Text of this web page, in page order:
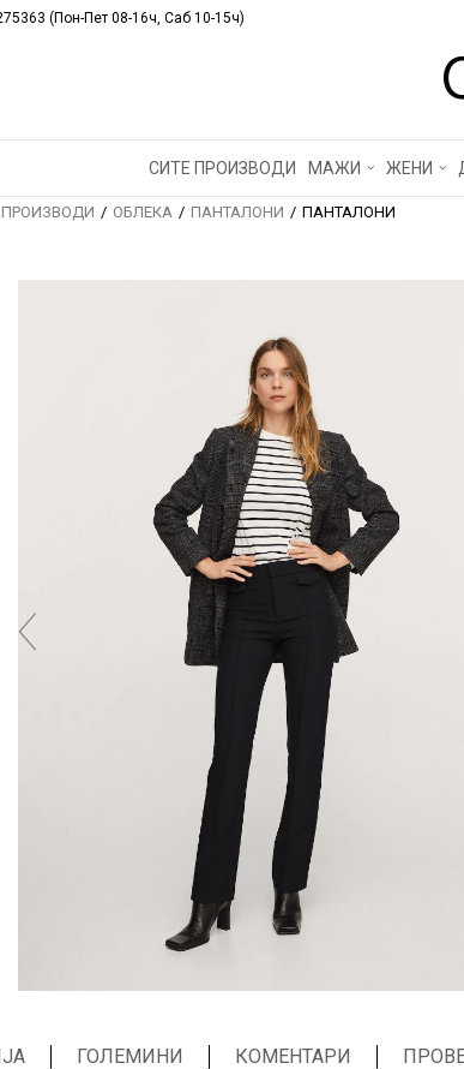
(Пон-Пет 08-16ч, Саб 10-15ч)
СИТЕ ПРОИЗВОДИ МАЖИ ЖЕНИ
ПРОИЗВОДИ ОБЛЕКА ПАНТАЛОНИ ПАНТАЛОНИ
ГОЛЕМИНИ КОМЕНТАРИ